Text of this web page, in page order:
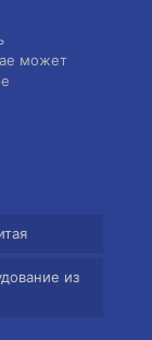
может
из